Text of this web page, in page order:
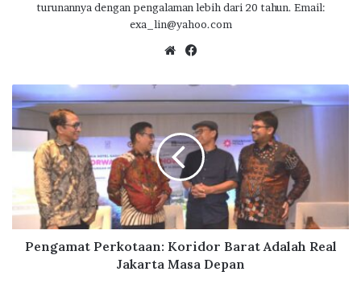
turunannya dengan pengalaman lebih dari 20 tahun. Email:
exa_lin@yahoo.com
We
te bo
P
e
n
t
P
Pengamat Perkotaan: Koridor Barat Adalah Real
Jakarta Masa Depan